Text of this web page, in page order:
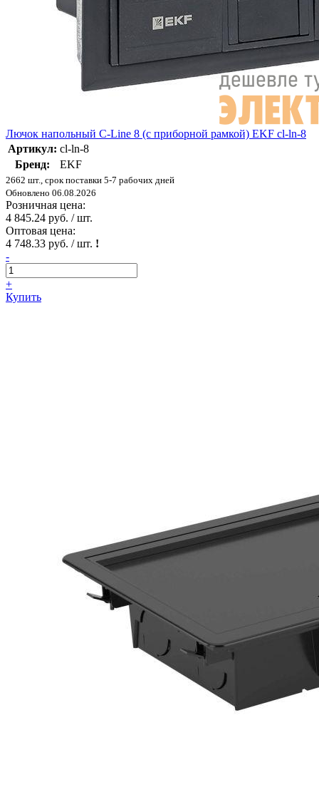
Лючок напольный C-Line 8 (с приборной рамкой) EKF cl-ln-8
Артикул: cl-ln-8
Бренд:
EKF
2662 шт., срок поставки 5-7 рабочих дней
Обновлено 06.08.2026
Розничная цена:
4 845.24 руб. / шт.
Оптовая цена:
4 748.33 руб. / шт. !
-
+
Купить